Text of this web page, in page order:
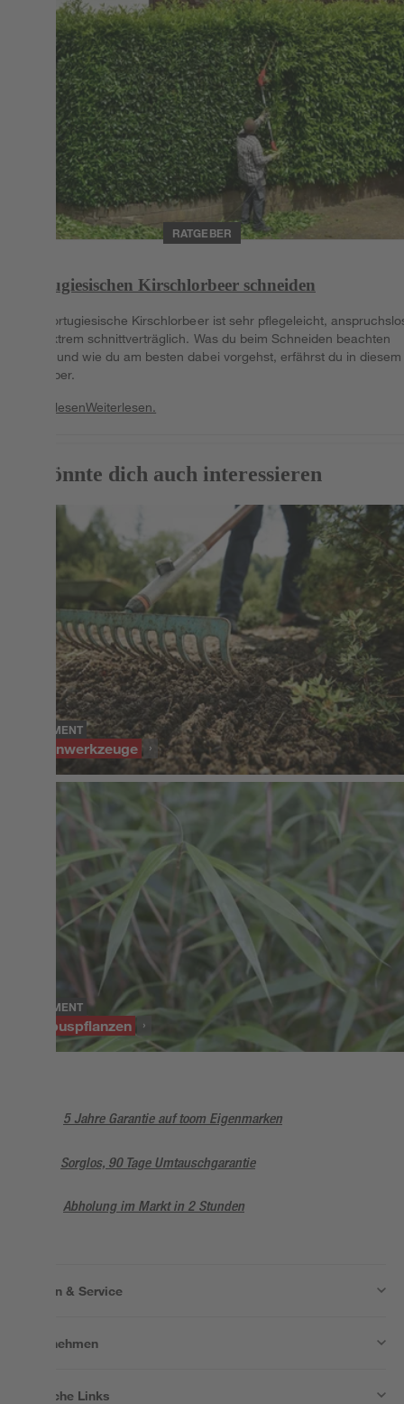
RATGEBER
Portugiesischen Kirschlorbeer schneiden
Der Portugiesische Kirschlorbeer ist sehr pflegeleicht,
und extrem schnittverträglich. Was du beim Schneiden beachten
musst und wie du am besten dabei vorgehst, erfährst du in diesem
Ratgeber.
WeiterlesenWeiterlesen.
Das könnte dich auch interessieren
SORTIMENT
Gartenwerkzeuge
SORTIMENT
Bambuspflanzen
5 Jahre Garantie auf toom Eigenmarken
Sorglos, 90 Tage Umtauschgarantie
Abholung im Markt in 2 Stunden
Wissen & Service
Unternehmen
Nützliche Links